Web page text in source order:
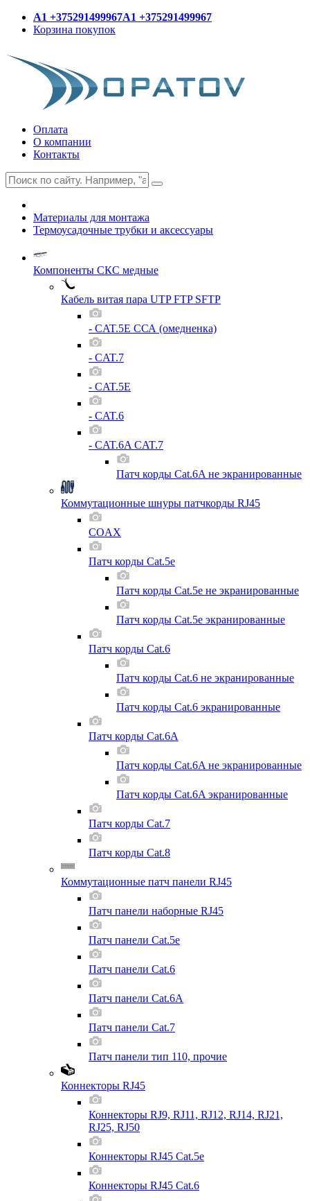
A1 +375291499967A1 +375291499967
Корзина покупок
Оплата
О компании
Контакты
Материалы для монтажа
Термоусадочные трубки и аксессуары
Компоненты СКС медные
Кабель витая пара UTP FTP SFTP
- CAT.5E ССА (омедненка)
- CAT.7
- CAT.5E
- CAT.6
- CAT.6A CAT.7
Патч корды Cat.6A не экранированные
Коммутационные шнуры патчкорды RJ45
COAX
Патч корды Cat.5e
Патч корды Cat.5e не экранированные
Патч корды Cat.5e экранированные
Патч корды Cat.6
Патч корды Cat.6 не экранированные
Патч корды Cat.6 экранированные
Патч корды Cat.6A
Патч корды Cat.6A не экранированные
Патч корды Cat.6A экранированные
Патч корды Cat.7
Патч корды Cat.8
Коммутационные патч панели RJ45
Патч панели наборные RJ45
Патч панели Cat.5e
Патч панели Cat.6
Патч панели Cat.6A
Патч панели Cat.7
Патч панели тип 110, прочие
Коннекторы RJ45
Коннекторы RJ9, RJ11, RJ12, RJ14, RJ21,
RJ25, RJ50
Коннекторы RJ45 Cat.5e
Коннекторы RJ45 Cat.6